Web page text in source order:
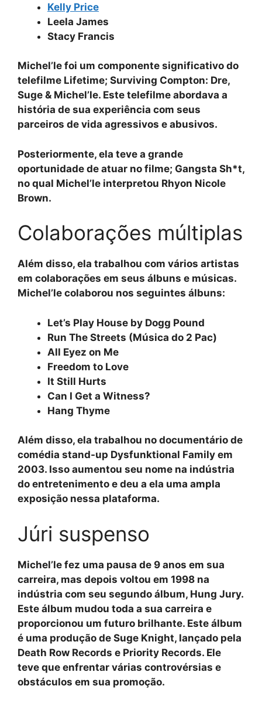
Kelly Price
Leela James
Stacy Francis
Michel’le foi um componente significativo do
telefilme Lifetime; Surviving Compton: Dre,
Suge & Michel’le. Este telefilme abordava a
história de sua experiência com seus
parceiros de vida agressivos e abusivos.
Posteriormente, ela teve a grande
oportunidade de atuar no filme; Gangsta Sh*t,
no qual Michel’le interpretou Rhyon Nicole
Brown.
Colaborações múltiplas
Além disso, ela trabalhou com vários artistas
em colaborações em seus álbuns e músicas.
Michel’le colaborou nos seguintes álbuns:
Let’s Play House by Dogg Pound
Run The Streets (Música do 2 Pac)
All Eyez on Me
Freedom to Love
It Still Hurts
Can I Get a Witness?
Hang Thyme
Além disso, ela trabalhou no documentário de
comédia stand-up Dysfunktional Family em
2003. Isso aumentou seu nome na indústria
do entretenimento e deu a ela uma ampla
exposição nessa plataforma.
Júri suspenso
Michel’le fez uma pausa de 9 anos em sua
carreira, mas depois voltou em 1998 na
indústria com seu segundo álbum, Hung Jury.
Este álbum mudou toda a sua carreira e
proporcionou um futuro brilhante. Este álbum
é uma produção de Suge Knight, lançado pela
Death Row Records e Priority Records. Ele
teve que enfrentar várias controvérsias e
obstáculos em sua promoção.